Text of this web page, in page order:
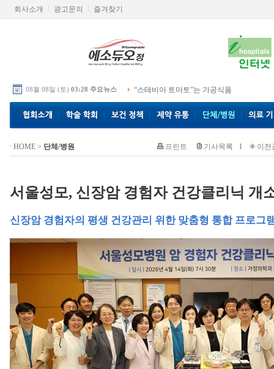
회사소개 광고문의 즐겨찾기
08월 08일 (토) 03:28 주요뉴스 “스테비아 토마토”는 가공식품
HOME> 단체/병원 프린트 기사목록 l 이전
서울성모, 신장암 경험자 건강클리닉 개
신장암 경험자의 평생 건강관리 위한 맞춤형 통합 프로그